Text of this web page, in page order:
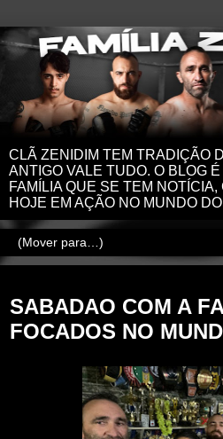
CLÃ ZENIDIM TEM TRADIÇÃO
ANTIGO VALE TUDO. O BLOG
FAMÍLIA QUE SE TEM
HOJE EM AÇÃO NO MUNDO
SABADAO COM A
FOCADOS NO